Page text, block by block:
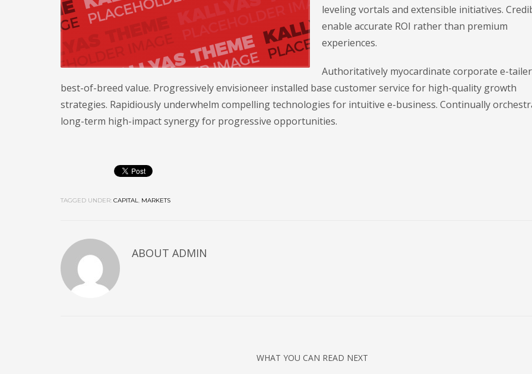
leveling vortals and extensible initiatives.
enable accurate ROI rather than premium
experiences.
Authoritatively myocardinate corporate e-
best-of-breed value. Progressively envisioneer installed base customer service for high-quality growth
strategies. Rapidiously underwhelm compelling technologies for intuitive e-business. Continually
long-term high-impact synergy for progressive opportunities.
TAGGED UNDER: CAPITAL, MARKETS
ABOUT ADMIN
WHAT YOU CAN READ NEXT